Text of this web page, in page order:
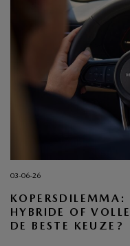
03-06-26
HYBRIDE OF
DE BESTE KEUZE?